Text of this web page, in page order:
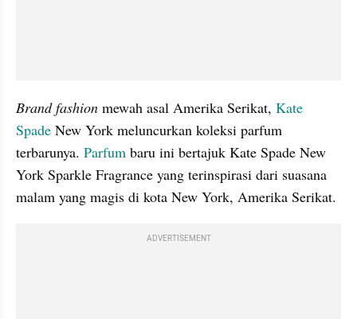
Brand fashion mewah asal Amerika Serikat, Kate
Spade New York meluncurkan koleksi parfum
terbarunya. Parfum baru ini bertajuk Kate Spade New
York Sparkle Fragrance yang terinspirasi dari suasana
malam yang magis di kota New York, Amerika Serikat.
ADVERTISEMENT